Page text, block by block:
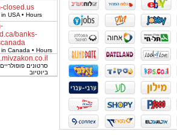
closed.us
USA • Hours
banks-
Canada • Hours
סרטונים פופולריים
ביוטיוב